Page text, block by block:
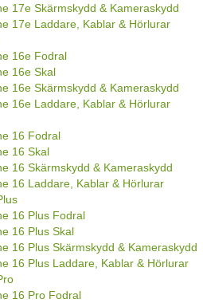
17e Skärmskydd & Kameraskydd
17e Laddare, Kablar & Hörlurar
16e Fodral
16e Skal
16e Skärmskydd & Kameraskydd
16e Laddare, Kablar & Hörlurar
16 Fodral
16 Skal
16 Skärmskydd & Kameraskydd
16 Laddare, Kablar & Hörlurar
16 Plus Fodral
16 Plus Skal
16 Plus Skärmskydd & Kameraskydd
16 Plus Laddare, Kablar & Hörlurar
16 Pro Fodral